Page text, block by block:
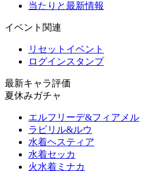
当たりと最新情報
イベント関連
リセットイベント
ログインスタンプ
最新キャラ評価
夏休みガチャ
エルフリーデ&フィアメル
ラビリル&ルウ
水着ヘスティア
水着セッカ
火水着ミナカ